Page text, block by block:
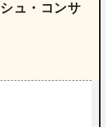
ュ・コンサ